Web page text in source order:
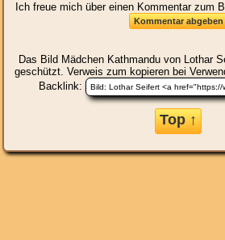
Ich freue mich über einen Kommentar zum
Das Bild Mädchen Kathmanduvon Lothar
geschützt. Verweis zum kopieren bei
Backlink:
Top ↑